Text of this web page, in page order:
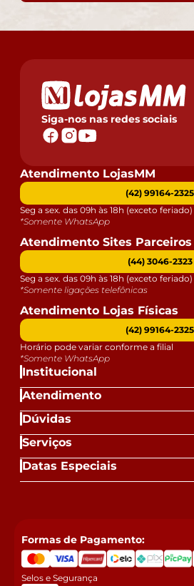
Siga-nos nas redes sociais
Institucional
Atendimento
Dúvidas
Serviços
Datas Especiais
Atendimento LojasMM
(42) 99164-2325
Seg a sex. das 09h às 18h (exceto feriado)
*Somente WhatsApp
Atendimento Sites Parceiros
(44) 3046-2323
Seg a sex. das 09h às 18h (exceto feriado)
*Somente ligações telefônicas
Atendimento Lojas Físicas
(42) 99164-2325
Horário pode variar conforme a filial
*Somente WhatsApp
Formas de Pagamento:
Selos e Segurança